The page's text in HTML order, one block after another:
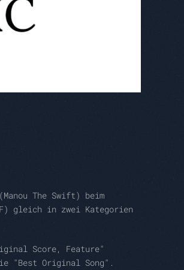
The Swift) beim
gleich in zwei Kategorien
Score, Feature"
"Best Original Song".